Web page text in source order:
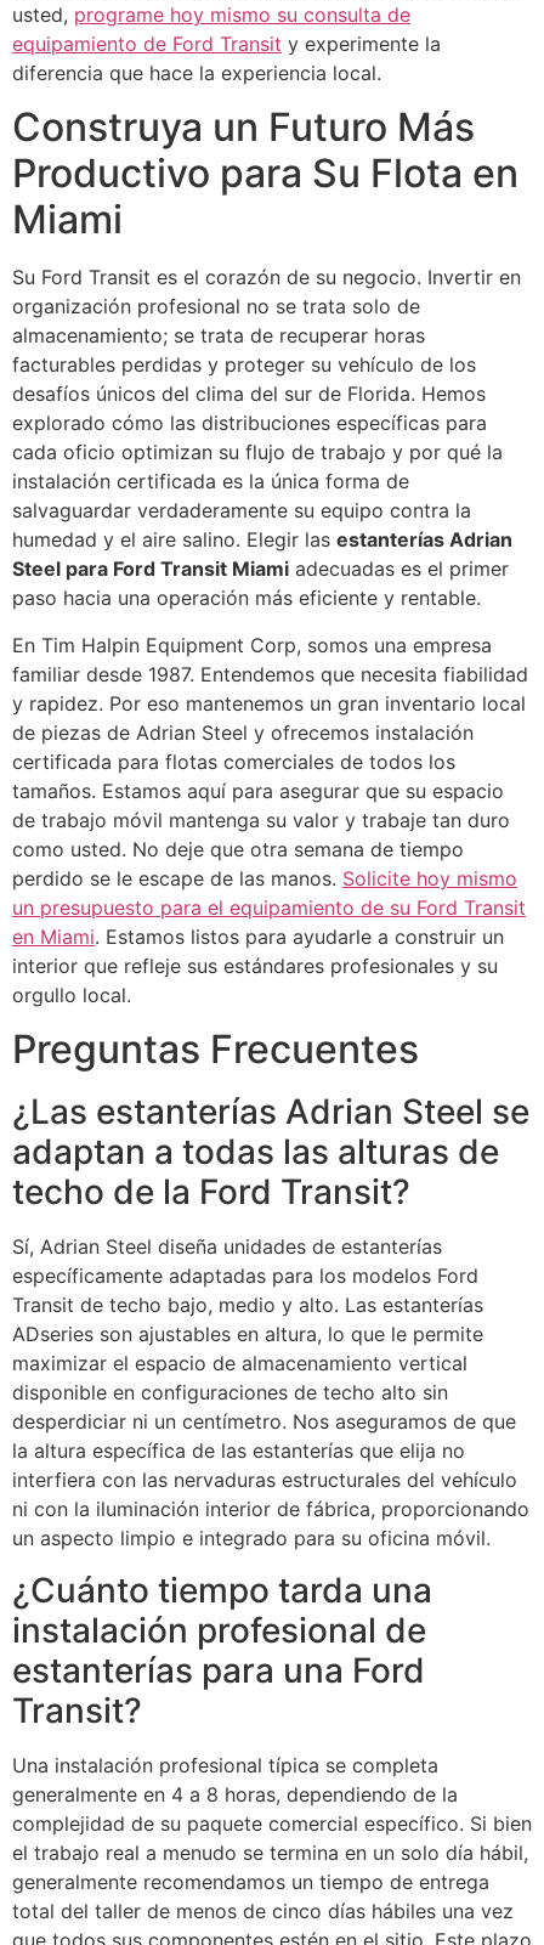
usted, programe hoy mismo su consulta de
equipamiento de Ford Transit y experimente la
diferencia que hace la experiencia local.
Construya un Futuro Más
Productivo para Su Flota en
Miami
Su Ford Transit es el corazón de su negocio. Invertir en
organización profesional no se trata solo de
almacenamiento; se trata de recuperar horas
facturables perdidas y proteger su vehículo de los
desafíos únicos del clima del sur de Florida. Hemos
explorado cómo las distribuciones específicas para
cada oficio optimizan su flujo de trabajo y por qué la
instalación certificada es la única forma de
salvaguardar verdaderamente su equipo contra la
humedad y el aire salino. Elegir las estanterías Adrian
Steel para Ford Transit Miami adecuadas es el primer
paso hacia una operación más eficiente y rentable.
En Tim Halpin Equipment Corp, somos una empresa
familiar desde 1987. Entendemos que necesita fiabilidad
y rapidez. Por eso mantenemos un gran inventario local
de piezas de Adrian Steel y ofrecemos instalación
certificada para flotas comerciales de todos los
tamaños. Estamos aquí para asegurar que su espacio
de trabajo móvil mantenga su valor y trabaje tan duro
como usted. No deje que otra semana de tiempo
perdido se le escape de las manos. Solicite hoy mismo
un presupuesto para el equipamiento de su Ford Transit
en Miami. Estamos listos para ayudarle a construir un
interior que refleje sus estándares profesionales y su
orgullo local.
Preguntas Frecuentes
¿Las estanterías Adrian Steel se
adaptan a todas las alturas de
techo de la Ford Transit?
Sí, Adrian Steel diseña unidades de estanterías
específicamente adaptadas para los modelos Ford
Transit de techo bajo, medio y alto. Las estanterías
ADseries son ajustables en altura, lo que le permite
maximizar el espacio de almacenamiento vertical
disponible en configuraciones de techo alto sin
desperdiciar ni un centímetro. Nos aseguramos de que
la altura específica de las estanterías que elija no
interfiera con las nervaduras estructurales del vehículo
ni con la iluminación interior de fábrica, proporcionando
un aspecto limpio e integrado para su oficina móvil.
¿Cuánto tiempo tarda una
instalación profesional de
estanterías para una Ford
Transit?
Una instalación profesional típica se completa
generalmente en 4 a 8 horas, dependiendo de la
complejidad de su paquete comercial específico. Si bien
el trabajo real a menudo se termina en un solo día hábil,
generalmente recomendamos un tiempo de entrega
total del taller de menos de cinco días hábiles una vez
que todos sus componentes estén en el sitio. Este plazo